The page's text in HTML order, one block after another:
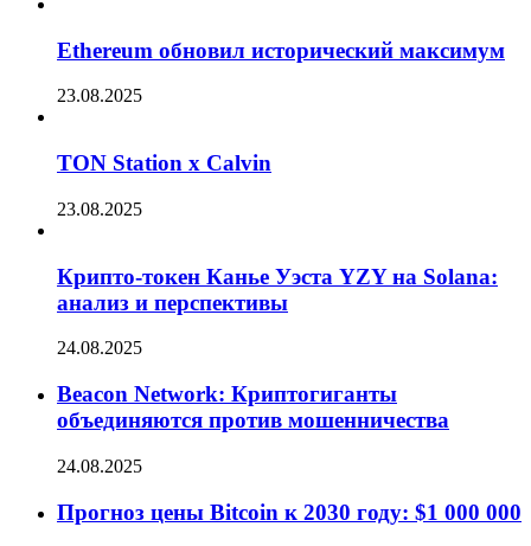
Ethereum обновил исторический максимум
23.08.2025
TON Station x Calvin
23.08.2025
Крипто-токен Канье Уэста YZY на Solana:
анализ и перспективы
24.08.2025
Beacon Network: Криптогиганты
объединяются против мошенничества
24.08.2025
Прогноз цены Bitcoin к 2030 году: $1 000 000